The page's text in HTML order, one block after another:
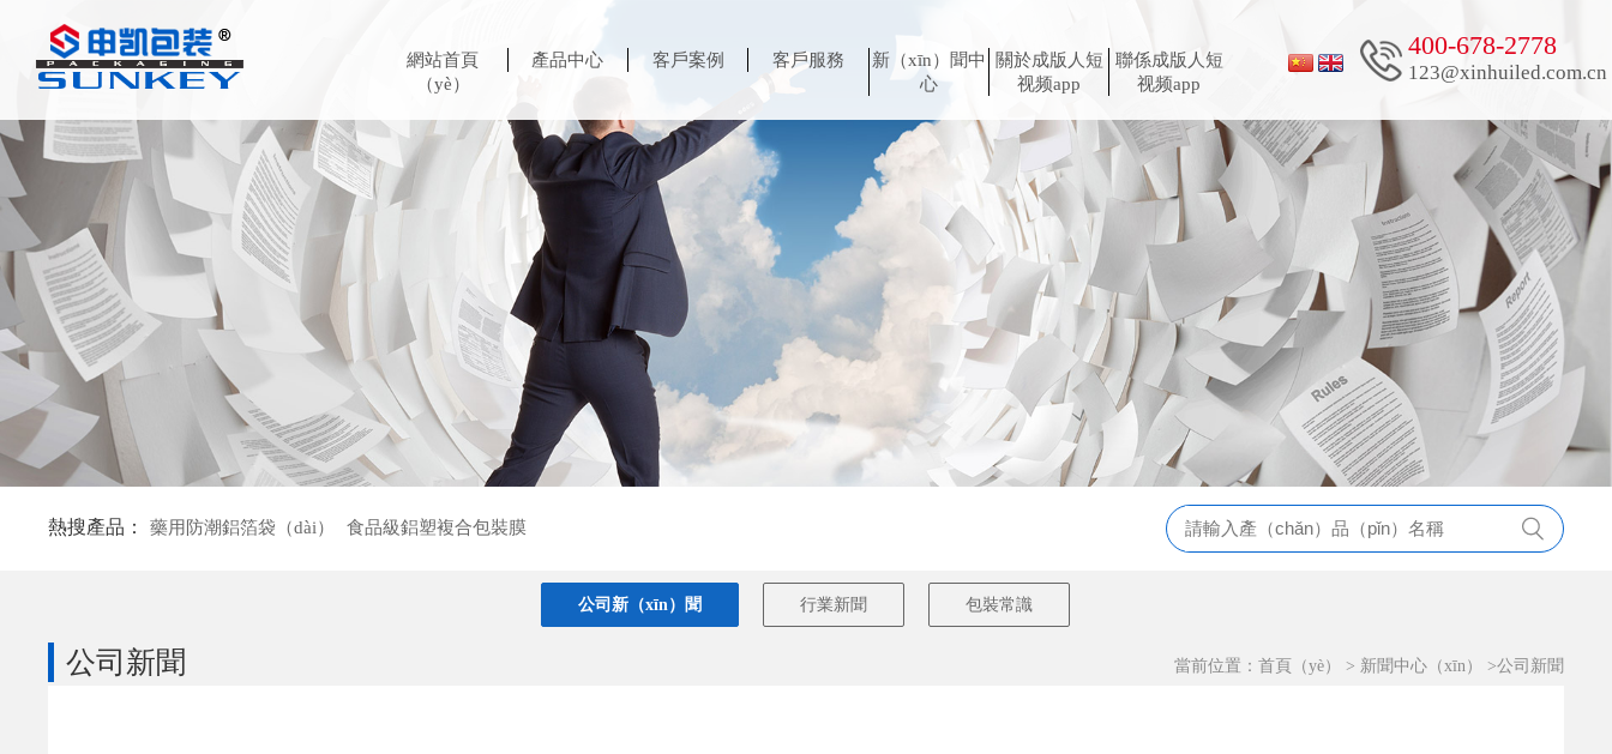
網站首頁
（yè）
產品中心 客戶案例 客戶服務
新（xīn）聞中
心
關於成版人短
视频app
聯係成版人短
视频app
400-678-2778
123@xinhuiled.com.cn
熱搜產品： 藥用防潮鋁箔袋（dài） 食品級鋁塑複合包裝膜
公司新（xīn）聞 行業新聞 包裝常識
公司新聞 當前位置： 首頁（yè） > 新聞中心（xīn） >公司新聞